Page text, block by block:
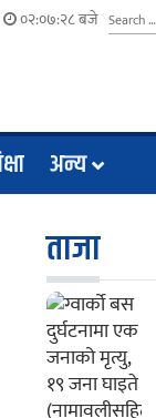
०२:०७:२८ बजे
अन्य
ताजा